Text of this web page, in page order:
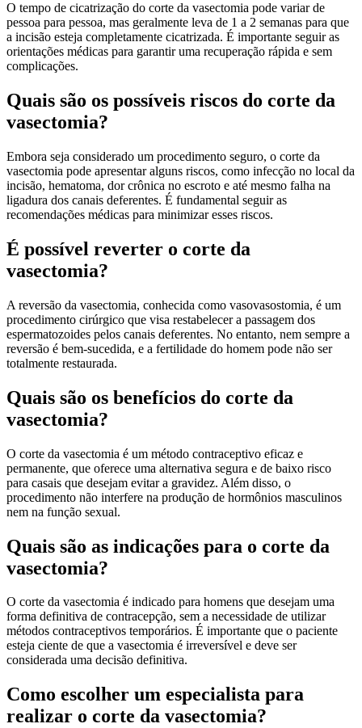
O tempo de cicatrização do corte da vasectomia pode variar de
pessoa para pessoa, mas geralmente leva de 1 a 2 semanas para que
a incisão esteja completamente cicatrizada. É importante seguir as
orientações médicas para garantir uma recuperação rápida e sem
complicações.
Quais são os possíveis riscos do corte da
vasectomia?
Embora seja considerado um procedimento seguro, o corte da
vasectomia pode apresentar alguns riscos, como infecção no local da
incisão, hematoma, dor crônica no escroto e até mesmo falha na
ligadura dos canais deferentes. É fundamental seguir as
recomendações médicas para minimizar esses riscos.
É possível reverter o corte da
vasectomia?
A reversão da vasectomia, conhecida como vasovasostomia, é um
procedimento cirúrgico que visa restabelecer a passagem dos
espermatozoides pelos canais deferentes. No entanto, nem sempre a
reversão é bem-sucedida, e a fertilidade do homem pode não ser
totalmente restaurada.
Quais são os benefícios do corte da
vasectomia?
O corte da vasectomia é um método contraceptivo eficaz e
permanente, que oferece uma alternativa segura e de baixo risco
para casais que desejam evitar a gravidez. Além disso, o
procedimento não interfere na produção de hormônios masculinos
nem na função sexual.
Quais são as indicações para o corte da
vasectomia?
O corte da vasectomia é indicado para homens que desejam uma
forma definitiva de contracepção, sem a necessidade de utilizar
métodos contraceptivos temporários. É importante que o paciente
esteja ciente de que a vasectomia é irreversível e deve ser
considerada uma decisão definitiva.
Como escolher um especialista para
realizar o corte da vasectomia?